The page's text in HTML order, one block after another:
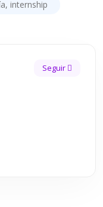
internship
Seguir